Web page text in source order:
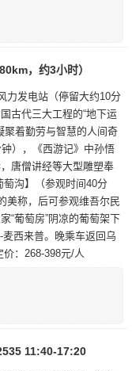
，约3小时）
力发电站（停留大约10分
古代三大工程的“地下运
着勤劳与智慧的人间奇
），《西游记》中孙悟
唐僧讲经等大型雕塑奉
沟】（参观时间40分
美称，后可参观维吾尔民
“葡萄房”阴凉的葡萄架下
西来普。晚乘车返回乌
：268-398元/人
11:40-17:20